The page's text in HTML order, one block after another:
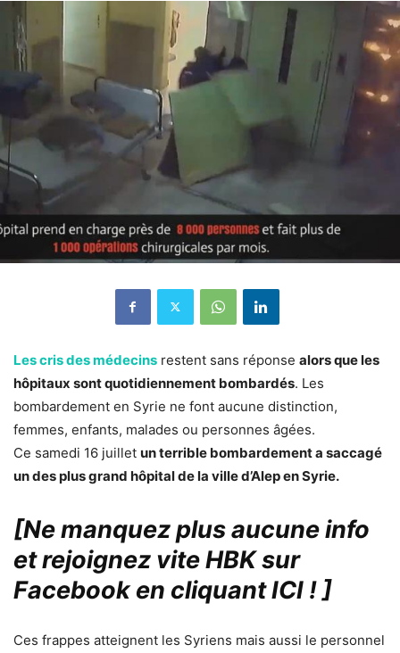
Les cris des médecins restent sans réponse alors que les
hôpitaux sont quotidiennement bombardés. Les
bombardement en Syrie ne font aucune distinction,
femmes, enfants, malades ou personnes âgées.
Ce samedi 16 juillet un terrible bombardement a saccagé
un des plus grand hôpital de la ville d’Alep en Syrie.
[Ne manquez plus aucune info
et rejoignez vite HBK sur
Facebook en cliquant ICI !]
Ces frappes atteignent les Syriens mais aussi le personnel